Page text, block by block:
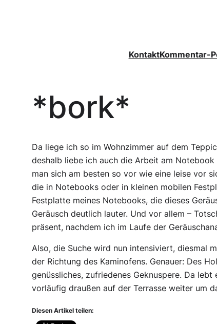
KontaktKommentar-
*bork*
Da liege ich so im Wohnzimmer auf dem
deshalb liebe ich auch die Arbeit am
man sich am besten so vor wie eine leise vor
die in Notebooks oder in kleinen mobilen
Festplatte meines Notebooks, die dieses
Geräusch deutlich lauter. Und vor allem –
präsent, nachdem ich im Laufe der
Also, die Suche wird nun intensiviert, diesmal
der Richtung des Kaminofens. Genauer: Des
genüssliches, zufriedenes Geknuspere. Da
vorläufig draußen auf der Terrasse weiter um
Diesen Artikel teilen: